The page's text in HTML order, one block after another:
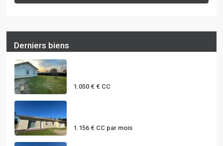
Derniers biens
1.050 € € CC
1.156 € CC par mois